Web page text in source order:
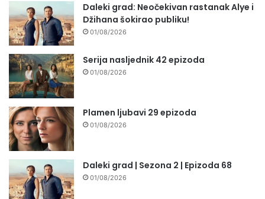
Daleki grad: Neočekivan rastanak Alye i
Džihana šokirao publiku!
01/08/2026
Serija nasljednik 42 epizoda
01/08/2026
Plamen ljubavi 29 epizoda
01/08/2026
Daleki grad | Sezona 2 | Epizoda 68
01/08/2026